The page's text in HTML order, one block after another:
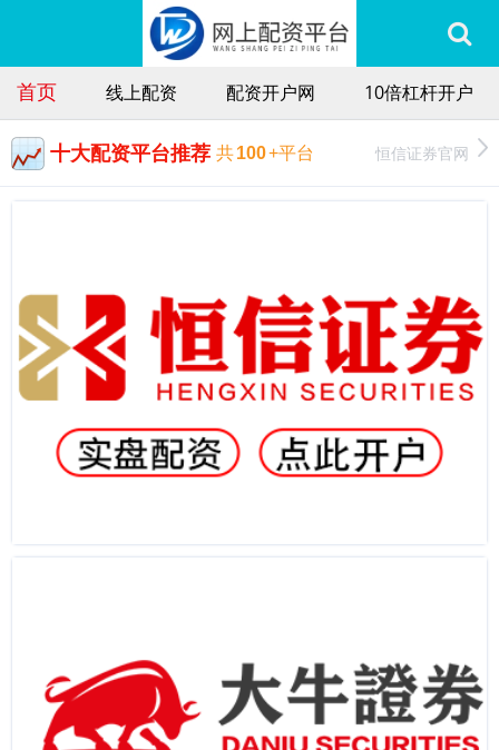
首页 线上配资 配资开户网 10倍杠杆开户
十大配资平台推荐 共100+平台 恒信证券官网